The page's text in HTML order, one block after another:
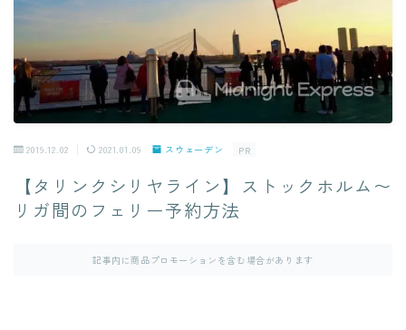
2019.12.02 2021.01.09 スウェーデン PR
【タリンクシリヤライン】ストックホルム〜
リガ間のフェリー予約方法
記事内に商品プロモーションを含む場合があります